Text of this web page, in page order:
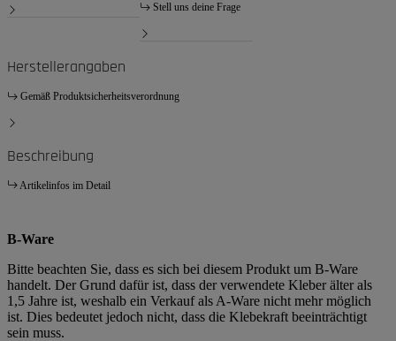
Stell uns deine Frage
Herstellerangaben
Gemäß Produktsicherheitsverordnung
Beschreibung
Artikelinfos im Detail
B-Ware
Bitte beachten Sie, dass es sich bei diesem Produkt um B-Ware
handelt. Der Grund dafür ist, dass der verwendete Kleber älter als
1,5 Jahre ist, weshalb ein Verkauf als A-Ware nicht mehr möglich
ist. Dies bedeutet jedoch nicht, dass die Klebekraft beeinträchtigt
sein muss.